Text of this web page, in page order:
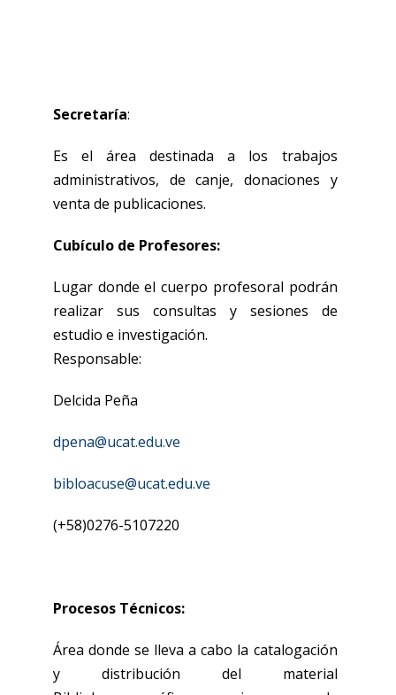
Secretaría:
Es el área destinada a los trabajos
administrativos, de canje, donaciones y
venta de publicaciones.
Cubículo de Profesores:
Lugar donde el cuerpo profesoral podrán
realizar sus consultas y sesiones de
estudio e investigación.
Responsable:
Delcida Peña
dpena@ucat.edu.ve
bibloacuse@ucat.edu.ve
(+58)0276-5107220
Procesos Técnicos:
Área donde se lleva a cabo la catalogación
y distribución del material